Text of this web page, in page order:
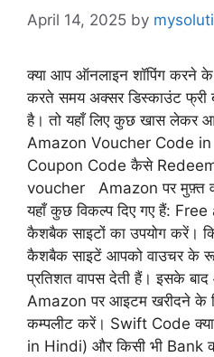
April 14, 2025 by
क्या आप ऑनलाइन शॉपिंग करने
करते समय अक्सर डिस्काउंट फ्री
है। तो यहाँ लिए कुछ खास
Amazon Voucher Code
Coupon Code कैसे
voucher Amazon पर मुफ़्त
यहाँ कुछ विकल्प दिए गए हैं:
कैशबैक साइटों का उपयोग करें।
कैशबैक साइटें आपको वाउचर के
प्रतिशत वापस देती हैं। इसके
Amazon पर आइटम खरीदने के
कम्पलीट करें। Swift Code
in Hindi) और किसी भी Bank